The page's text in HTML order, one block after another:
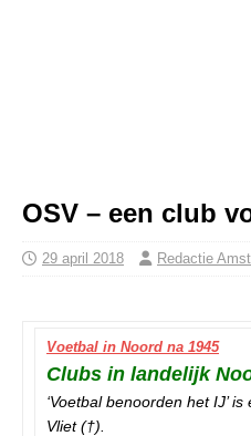
OSV – een club
29 april 2018 Redactie
Voetbal in Noord na 1945
Clubs in landelijk
‘Voetbal benoorden het IJ’
Vliet (†).